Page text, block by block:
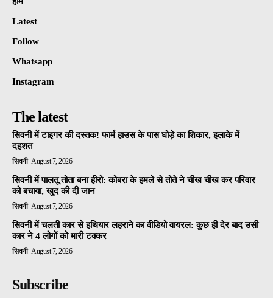
Latest
Follow
Whatsapp
Instagram
The latest
सिवनी में टाइगर की दस्तक! फार्म हाउस के पास घोड़े का शिकार, इलाके में
दहशत
सिवनी August 7, 2026
सिवनी में पालतू तोता बना हीरो: कोबरा के हमले से तोते ने चीख चीख कर परिवार
को बचाया, खुद की दी जान
सिवनी August 7, 2026
सिवनी में चलती कार से हथियार लहराने का वीडियो वायरल: कुछ ही देर बाद उसी
कार ने 4 लोगों को मारी टक्कर
सिवनी August 7, 2026
Subscribe